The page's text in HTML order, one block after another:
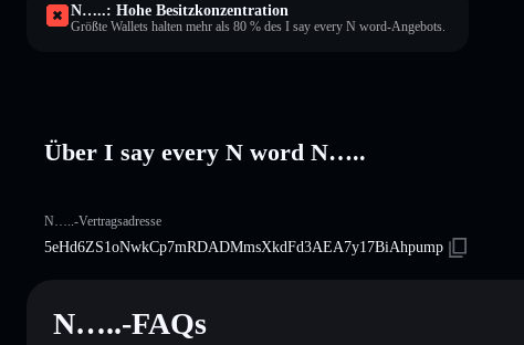
N…..: Hohe Besitzkonzentration
Größte Wallets halten mehr als 80 % des I say every N word-Angebots.
Über I say every N word N…..
N…..-Vertragsadresse
5eHd6ZS1oNwkCp7mRDADMmsXkdFd3AEA7y17BiAhpump
N…..-FAQs